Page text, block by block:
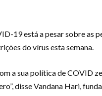
19 está a pesar sobre as
do vírus esta semana.
a sua política de COVID
disse Vandana Hari,